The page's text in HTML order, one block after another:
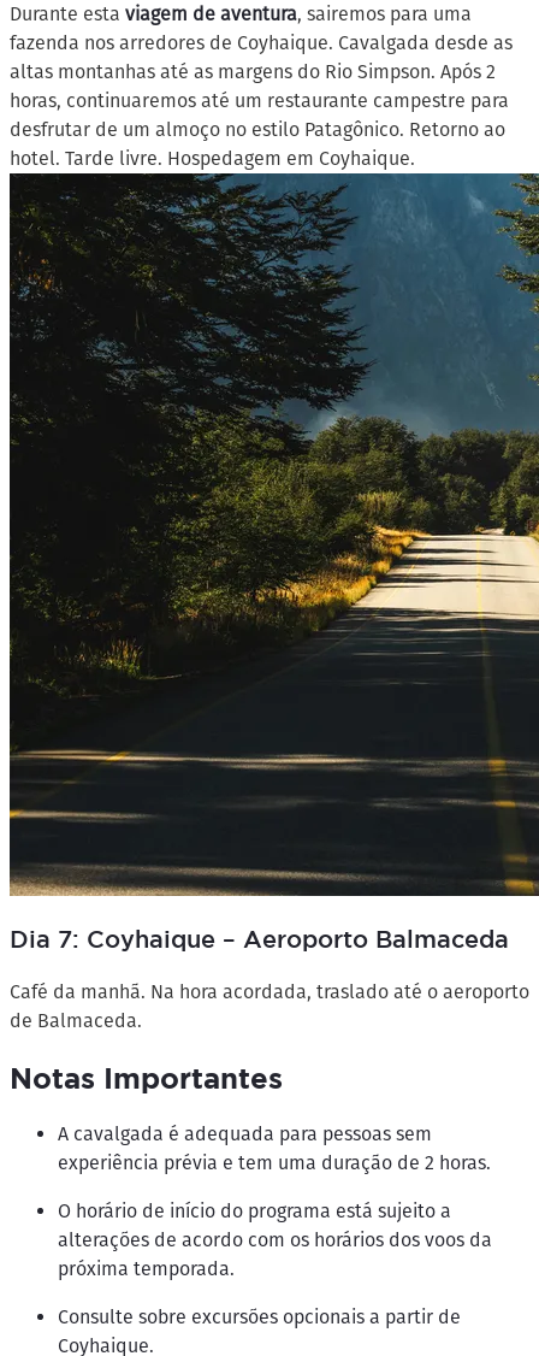
Durante esta viagem de aventura, sairemos para uma
fazenda nos arredores de Coyhaique. Cavalgada desde as
altas montanhas até as margens do Rio Simpson. Após 2
horas, continuaremos até um restaurante campestre para
desfrutar de um almoço no estilo Patagônico. Retorno ao
hotel. Tarde livre. Hospedagem em Coyhaique.
Dia 7: Coyhaique – Aeroporto Balmaceda
Café da manhã. Na hora acordada, traslado até o aeroporto
de Balmaceda.
Notas Importantes
A cavalgada é adequada para pessoas sem
experiência prévia e tem uma duração de 2 horas.
O horário de início do programa está sujeito a
alterações de acordo com os horários dos voos da
próxima temporada.
Consulte sobre excursões opcionais a partir de
Coyhaique.